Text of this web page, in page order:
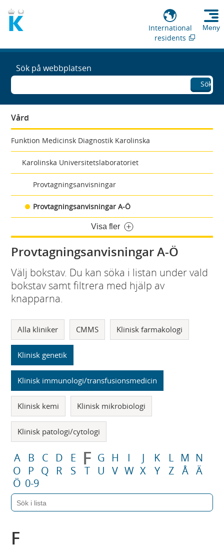
International
residents
Meny
Sök på webbplatsen
Sök
Vård
Funktion Medicinsk Diagnostik Karolinska
Karolinska Universitetslaboratoriet
Provtagningsanvisningar
Provtagningsanvisningar A-Ö
Visa fler
Provtagningsanvisningar A-Ö
Välj bokstav. Du kan söka i listan under vald
bokstav samt filtrera med hjälp av
knapparna.
Alla kliniker CMMS Klinisk farmakologi
Klinisk genetik
Klinisk immunologi/transfusionsmedicin
Klinisk kemi Klinisk mikrobiologi
Klinisk patologi/cytologi
A B C D E F G H I J K L M N
O
P Q R S T U V W X Y Z Å Ä
Ö 0-9
F